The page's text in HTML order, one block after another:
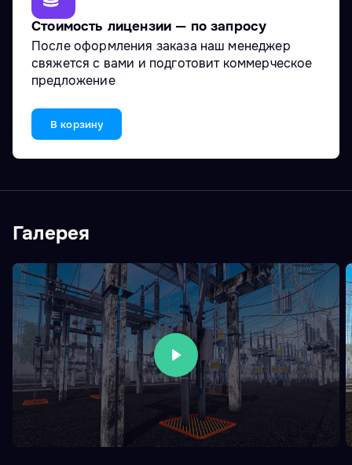
Стоимость лицензии — по запросу
После оформления заказа наш менеджер
свяжется с вами и подготовит коммерческое
предложение
В корзину
Галерея